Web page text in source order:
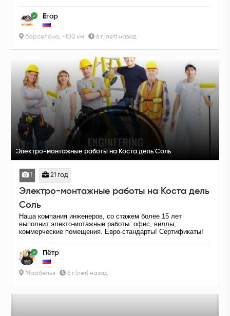
Егор
Барселона, +100 км 6 г.(лет) назад
Электро-монтажные работы на Коста дель Соль
1 21 год
Электро-монтажные работы на Коста дель
Соль
Наша компания инженеров, со стажем более 15 лет
выполнит электо-мотажные работы: офис, виллы,
коммерческие помещения. Евро-стандарты! Сертификаты!
Пётр
Марбелья 6 г.(лет) назад